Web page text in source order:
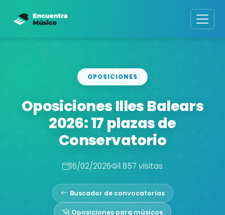
OPOSICIONES
Oposiciones Illes Balears
2026: 17 plazas de
Conservatorio
16/02/2026 1.857 visitas
Buscador de convocatorias
Oposiciones para músicos